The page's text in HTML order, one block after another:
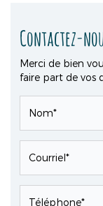
Contactez-
Merci de bien
faire part de vos